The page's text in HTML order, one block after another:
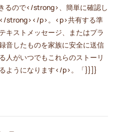
るので</strong>、簡単に確認し
strong></p>。<p>共有する準
キストメッセージ、またはプラ
音したものを家族に安全に送信
人がいつでもこれらのストーリ
ようになります</p>。「}}]}